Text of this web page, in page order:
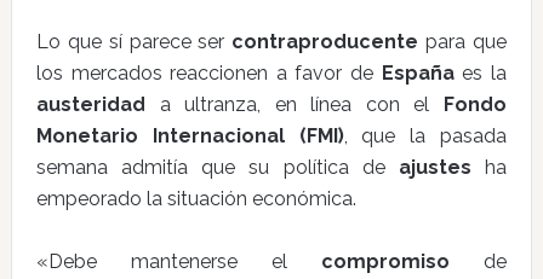
Lo que sí parece ser contraproducente para que
los mercados reaccionen a favor de Españaes la
austeridad a ultranza, en línea con el Fondo
Monetario Internacional (FMI), que la pasada
semana admitía que su política de ajustes ha
empeorado la situación económica.
«Debe mantenerse el compromiso de